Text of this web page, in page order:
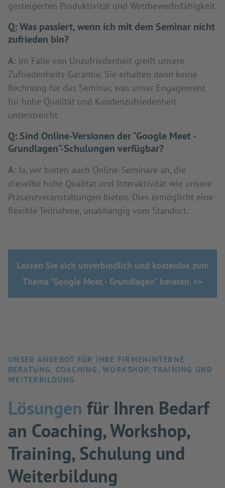
gesteigerten Produktivität und Wettbewerbsfähigkeit.
Q:Was passiert, wenn ich mit dem Seminar nicht
zufrieden bin?
A: Im Falle von Unzufriedenheit greift unsere
Zufriedenheits-Garantie. Sie erhalten dann keine
Rechnung für das Seminar, was unser Engagement
für hohe Qualität und Kundenzufriedenheit
unterstreicht.
Q: Sind Online-Versionen der "Google Meet -
Grundlagen"-Schulungen verfügbar?
A: Ja, wir bieten auch Online-Seminare an, die
dieselbe hohe Qualität und Interaktivität wie unsere
Präsenzveranstaltungen bieten. Dies ermöglicht eine
flexible Teilnahme, unabhängig vom Standort.
Lassen Sie sich unverbindlich und kostenlos zum
Thema "Google Meet - Grundlagen" beraten. >>
UNSER ANGEBOT FÜR IHRE FIRMENINTERNE
BERATUNG, COACHING, WORKSHOP, TRAINING UND
WEITERBILDUNG
Lösungen für Ihren Bedarf
an Coaching, Workshop,
Training, Schulung und
Weiterbildung